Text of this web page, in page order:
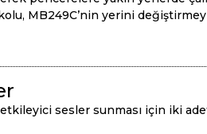
kolu, MB249C’nin yerini
sesler sunması için iki